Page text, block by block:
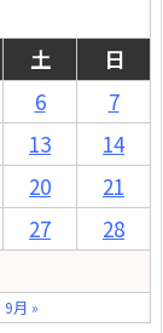
土
日
6
7
13
14
20
21
27
28
9月 »